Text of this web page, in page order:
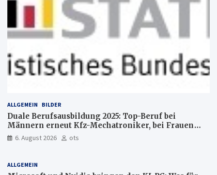
ALLGEMEIN BILDER
Duale Berufsausbildung 2025: Top-Beruf bei
Männern erneut Kfz-Mechatroniker, bei Frauen
medizinische Fachangestellte
6. August 2026 ots
ALLGEMEIN